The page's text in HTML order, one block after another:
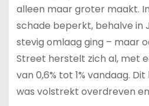
alleen maar groter maakt.
schade beperkt, behalve in
stevig omlaag ging – maar
Street herstelt zich al, met
van 0,6% tot 1% vandaag.
was volstrekt overdreven